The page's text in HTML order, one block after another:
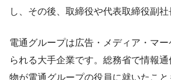
し、その後、取締役や代表取締役副社
電通グループは広告・メディア・マ
られる大手企業です。総務省で情報
物が電通グループの役員に就いたこ